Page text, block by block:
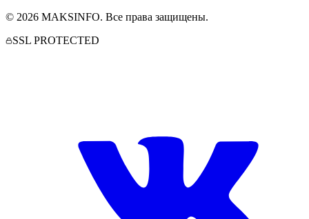
© 2026 MAKSINFO. Все права защищены.
SSL PROTECTED